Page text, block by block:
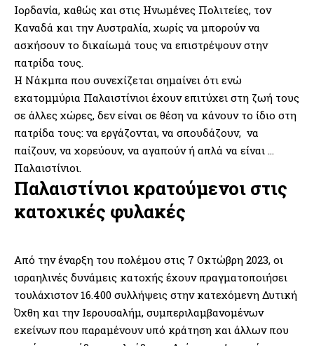
Ιορδανία, καθώς και στις Ηνωμένες Πολιτείες, τον
Καναδά και την Αυστραλία, χωρίς να μπορούν να
ασκήσουν το δικαίωμά τους να επιστρέψουν στην
πατρίδα τους.
Η Νάκμπα που συνεχίζεται σημαίνει ότι ενώ
εκατομμύρια Παλαιστίνιοι έχουν επιτύχει στη ζωή τους
σε άλλες χώρες, δεν είναι σε θέση να κάνουν το ίδιο στη
πατρίδα τους: να εργάζονται, να σπουδάζουν, να
παίζουν, να χορεύουν, να αγαπούν ή απλά να είναι …
Παλαιστίνιοι.
Παλαιστίνιοι κρατούμενοι στις
κατοχικές φυλακές
Από την έναρξη του πολέμου στις 7 Οκτώβρη 2023, οι
ισραηλινές δυνάμεις κατοχής έχουν πραγματοποιήσει
τουλάχιστον 16.400 συλλήψεις στην κατεχόμενη Δυτική
Όχθη και την Ιερουσαλήμ, συμπεριλαμβανομένων
εκείνων που παραμένουν υπό κράτηση και άλλων που